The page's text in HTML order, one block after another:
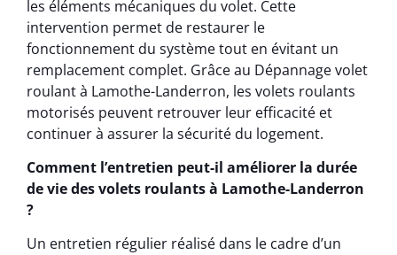
les éléments mécaniques du volet. Cette
intervention permet de restaurer le
fonctionnement du système tout en évitant un
remplacement complet. Grâce au Dépannage volet
roulant à Lamothe-Landerron, les volets roulants
motorisés peuvent retrouver leur efficacité et
continuer à assurer la sécurité du logement.
Comment l’entretien peut-il améliorer la durée
de vie des volets roulants à Lamothe-Landerron
?
Un entretien régulier réalisé dans le cadre d’un